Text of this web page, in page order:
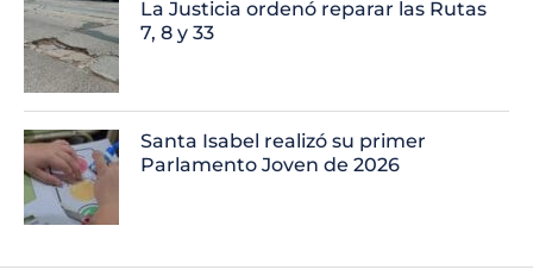
La Justicia ordenó reparar las Rutas
7, 8 y 33
Santa Isabel realizó su primer
Parlamento Joven de 2026